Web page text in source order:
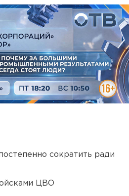
сократить ради
ЦВО